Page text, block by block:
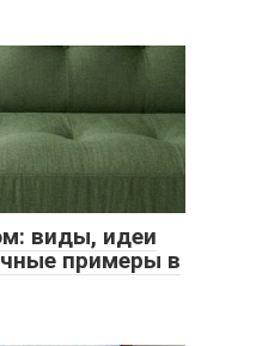
виды, идеи
примеры в